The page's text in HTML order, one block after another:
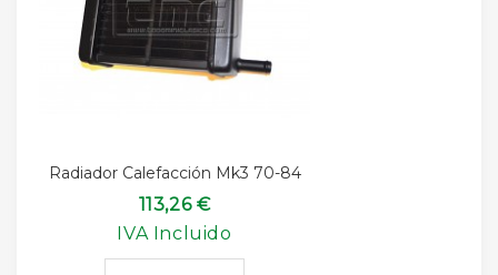
Radiador Calefacción Mk3 70-84
113,26 €
IVA Incluido